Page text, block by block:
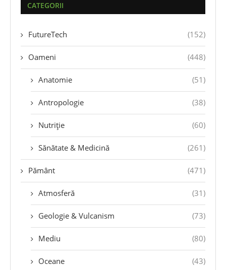
CATEGORII
FutureTech (152)
Oameni (448)
Anatomie (51)
Antropologie (38)
Nutriție (60)
Sănătate & Medicină (261)
Pământ (471)
Atmosferă (31)
Geologie & Vulcanism (73)
Mediu (80)
Oceane (43)